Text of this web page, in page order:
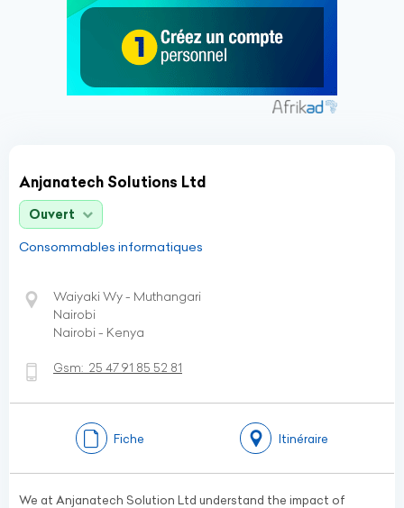
Anjanatech Solutions Ltd
Ouvert
Consommables informatiques
Waiyaki Wy - Muthangari
Nairobi
Nairobi - Kenya
Gsm: 25 47 91 85 52 81
Fiche Itinéraire
We at Anjanatech Solution Ltd understand the impact of